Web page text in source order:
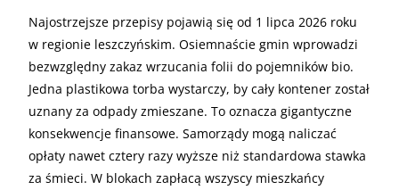
Najostrzejsze przepisy pojawią się od 1 lipca 2026 roku
w regionie leszczyńskim. Osiemnaście gmin wprowadzi
bezwzględny zakaz wrzucania folii do pojemników bio.
Jedna plastikowa torba wystarczy, by cały kontener został
uznany za odpady zmieszane. To oznacza gigantyczne
konsekwencje finansowe. Samorządy mogą naliczać
opłaty nawet cztery razy wyższe niż standardowa stawka
za śmieci. W blokach zapłacą wszyscy mieszkańcy